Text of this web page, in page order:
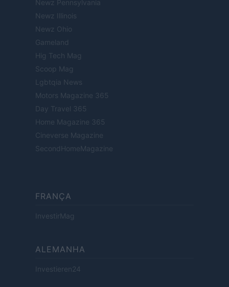
Newz Pennsylvania
Newz Illinois
Newz Ohio
Gameland
Hig Tech Mag
Scoop Mag
Lgbtqia News
Motors Magazine 365
Day Travel 365
Home Magazine 365
Cineverse Magazine
SecondHomeMagazine
FRANÇA
InvestirMag
ALEMANHA
Investieren24